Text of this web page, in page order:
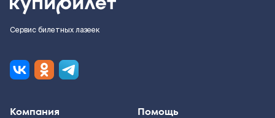
Сервис билетных лазеек
Компания Помощь